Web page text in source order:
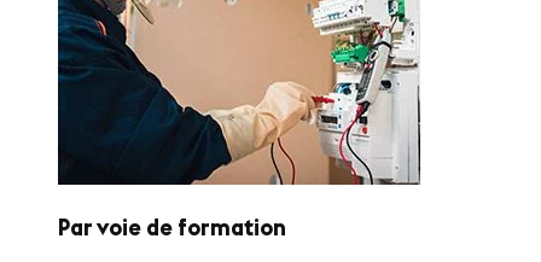
Par voie de formation